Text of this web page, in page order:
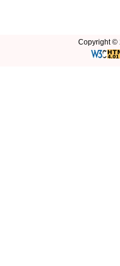
Copyright ©